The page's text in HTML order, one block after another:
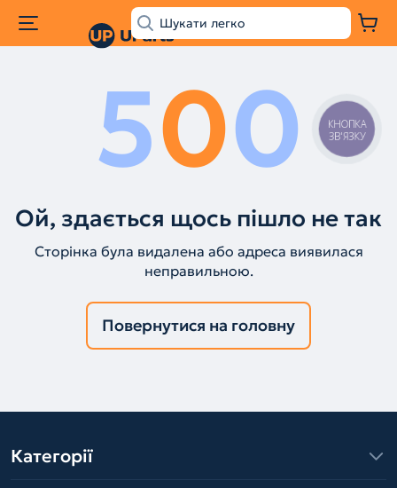
500
Ой, здається щось пішло не так
Сторінка була видалена або адреса виявилася
неправильною.
Повернутися на головну
Категорії
КНОПКА
ЗВ'ЯЗКУ